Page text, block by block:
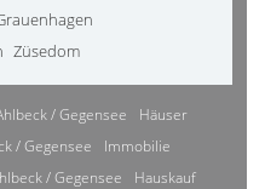
Züsedom
/ Gegensee
Häuser
/ Gegensee
Immobilie
/ Gegensee
Hauskauf